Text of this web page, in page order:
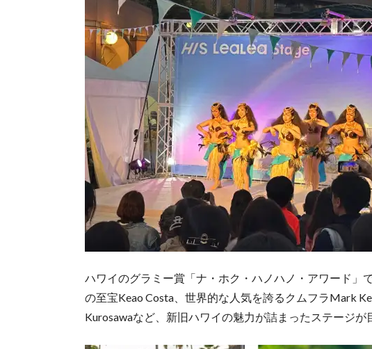
ハワイのグラミー賞「ナ・ホク・ハノハノ・アワード」
の至宝Keao Costa、世界的な人気を誇るクムフラMark
Kurosawaなど、新旧ハワイの魅力が詰まったステージが